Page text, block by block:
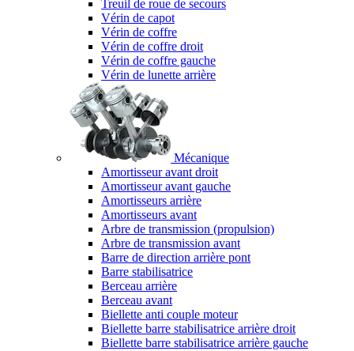
Treuil de roue de secours
Vérin de capot
Vérin de coffre
Vérin de coffre droit
Vérin de coffre gauche
Vérin de lunette arrière
Mécanique
Amortisseur avant droit
Amortisseur avant gauche
Amortisseurs arrière
Amortisseurs avant
Arbre de transmission (propulsion)
Arbre de transmission avant
Barre de direction arrière pont
Barre stabilisatrice
Berceau arrière
Berceau avant
Biellette anti couple moteur
Biellette barre stabilisatrice arrière droit
Biellette barre stabilisatrice arrière gauche